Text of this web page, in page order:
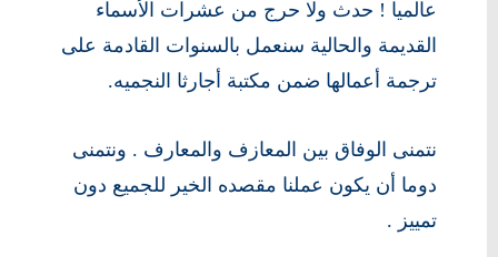
عالميا ! حدث ولا حرج من عشرات الأسماء
القديمة والحالية سنعمل بالسنوات القادمة على
ترجمة أعمالها ضمن مكتبة أجارثا النجميه.
نتمنى الوفاق بين المعازف والمعارف . ونتمنى
دوما أن يكون عملنا مقصده الخير للجميع دون
تمييز .